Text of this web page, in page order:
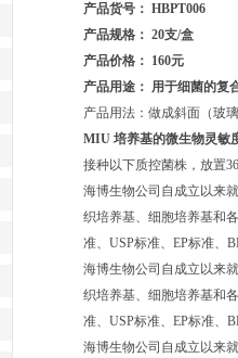
产品货号： HBPT006
产品规格： 20支/盒
产品价格： 160元
产品用途： 用于细菌的复
产品用法：做成斜面（玻
MIU 培养基的微生物灵敏
接种以下质控菌株，放置
海博生物公司自成立以来
织培养基、细胞培养基和
准、USP标准、EP标准、
海博生物公司自成立以来
织培养基、细胞培养基和
准、USP标准、EP标准、
海博生物公司自成立以来